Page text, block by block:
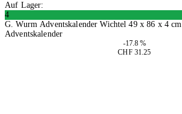
Auf Lager:
4
G. Wurm Adventskalender Wichtel 49 x 86 x 4 cm
Adventskalender
-17.8 %
CHF 31.25